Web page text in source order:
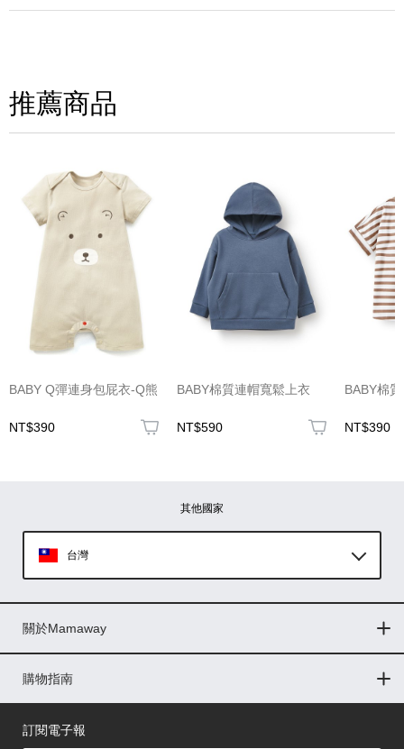
(圖片格式限jpg、jpeg)
推薦商品
BABY Q彈連身包屁衣-Q熊
NT$390
BABY棉質連帽寬鬆上衣
NT$590
BABY棉
NT$390
其他國家
台灣
印尼
馬來西亞
關於Mamaway
門市據點
最新消息
品牌故事
人力招募
媒體花絮
隱私權聲明
CSR企業社會責任
購物指南
購物常見問題
退換貨問題
儲值金使用條款
購買儲值金
發票問題
會員權益
線上留言
吸乳器-免費體驗
訂閱電子報